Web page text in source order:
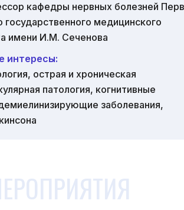
кафедры нервных болезней
государственного медицинского
имени И.М. Сеченова
интересы:
острая и хроническая
патология, когнитивные
заболевания,